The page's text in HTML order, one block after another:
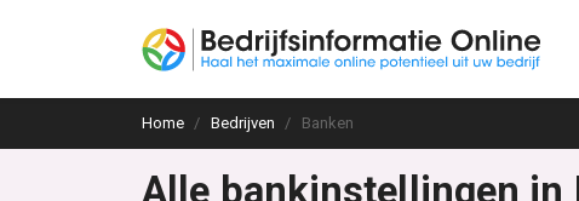
Home Bedrijven Banken
Alle bankinstellingen in